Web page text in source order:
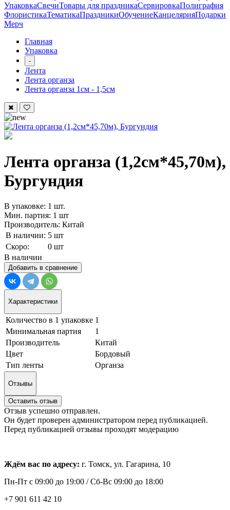
УпаковкаСвечиТовары для праздникаСервировкаПолиграфия
ФлористикаТематикаПраздникиОбучениеКанцелярияПодарки
Мерч
Главная
Упаковка
-
Лента
Лента органза
Лента органза 1см - 1,5см
Лента органза (1,2см*45,70м),
Бургундия
В упаковке: 1 шт.
Мин. партия: 1 шт
Производитель: Китай
В наличии: 5 шт
Скоро:
0 шт
В наличии
Добавить в сравнение
Характеристики
Количество в 1 упаковке 1
Минимальная партия
1
Производитель
Китай
Цвет
Бордовый
Тип ленты
Органза
Отзывы
Оставить отзыв
Отзыв успешно отправлен.
Он будет проверен администратором перед публикацией.
Перед публикацией отзывы проходят модерацию
Ждём вас по адресу: г. Томск, ул. Гагарина, 10
Пн-Пт с 09:00 до 19:00 /Сб-Вс 09:00 до 18:00
+7 901 611 42 10